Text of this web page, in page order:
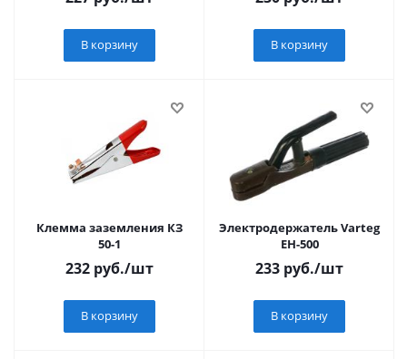
В корзину В корзину
Клемма заземления КЗ
50-1
232 руб./шт
В корзину
Электродержатель Varteg
EH-500
233 руб./шт
В корзину